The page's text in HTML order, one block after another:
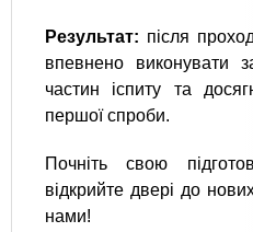
Результат: після
впевнено виконувати
частин іспиту та
першої спроби.
Почніть свою
відкрийте двері до
нами!